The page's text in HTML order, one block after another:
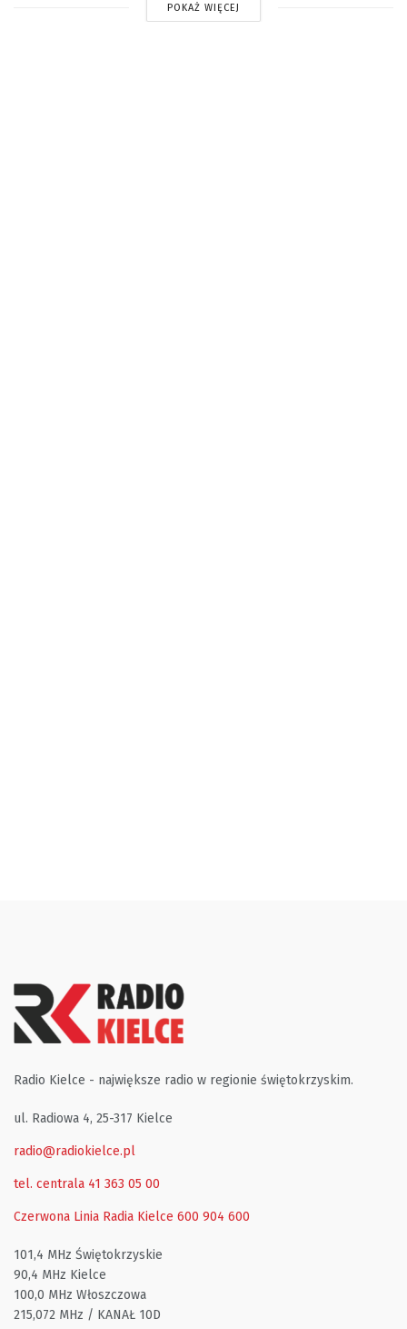
POKAŻ WIĘCEJ
Radio Kielce - największe radio w regionie świętokrzyskim.
ul. Radiowa 4, 25-317 Kielce
radio@radiokielce.pl
tel. centrala 41 363 05 00
Czerwona Linia Radia Kielce 600 904 600
101,4 MHz Świętokrzyskie
90,4 MHz Kielce
100,0 MHz Włoszczowa
215,072 MHz / KANAŁ 10D